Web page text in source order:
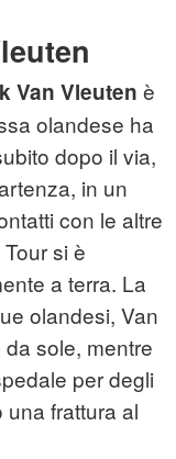
Van Vleuten è
olandese ha
dopo il via,
in un
con le altre
si è
a terra. La
olandesi, Van
sole, mentre
per degli
frattura al